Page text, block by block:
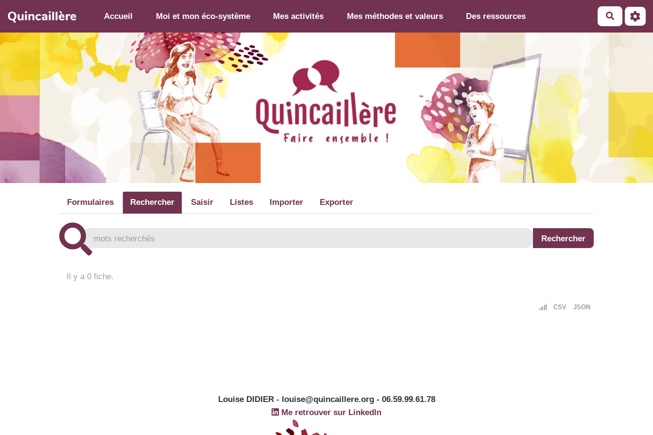
Aller au contenu principal
Quincaillère Accueil Moi et mon éco-système Mes activités Mes méthodes et valeurs Des ressources
Formulaires Rechercher Saisir Listes Importer Exporter
Il y a 0 fiche.
CSV JSON
Louise DIDIER - louise@quincaillere.org - 06.59.99.61.78
Me retrouver sur LinkedIn